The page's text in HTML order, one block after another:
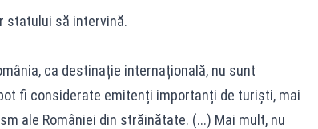
statului să intervină.
ca destinație internațională, nu sunt
fi considerate emitenți importanți de turiști, mai
ale României din străinătate. (...) Mai mult, nu